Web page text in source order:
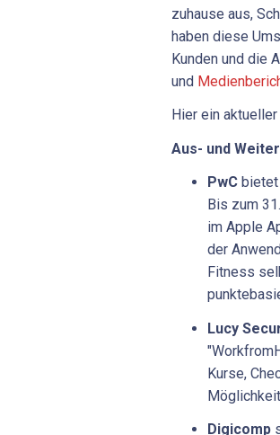
zuhause aus,
haben diese
Kunden und die
und
Hier ein
Aus- und
PwC bietet
Bis zum 31.
im Apple
der
Fitness
Lucy
Kurse,
Digicomp